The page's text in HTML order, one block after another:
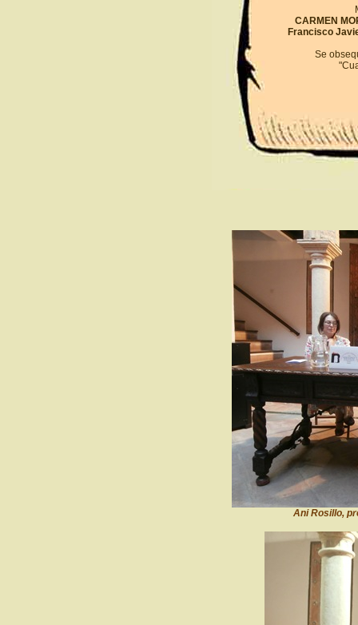
CARMEN
Francisco
Se
Ani Rosillo,